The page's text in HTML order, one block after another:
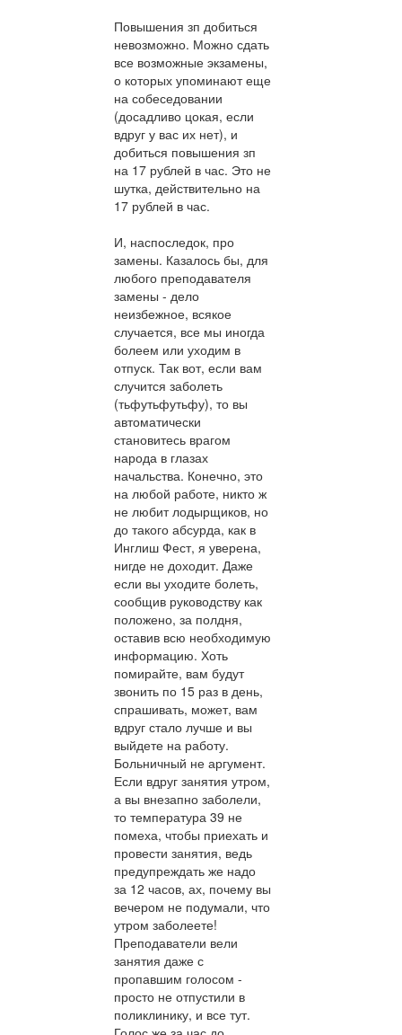
Повышения зп добиться
невозможно. Можно сдать
все возможные экзамены,
о которых упоминают еще
на собеседовании
(досадливо цокая, если
вдруг у вас их нет), и
добиться повышения зп
на 17 рублей в час. Это не
шутка, действительно на
17 рублей в час.
И, наспоследок, про
замены. Казалось бы, для
любого преподавателя
замены - дело
неизбежное, всякое
случается, все мы иногда
болеем или уходим в
отпуск. Так вот, если вам
случится заболеть
(тьфутьфутьфу), то вы
автоматически
становитесь врагом
народа в глазах
начальства. Конечно, это
на любой работе, никто ж
не любит лодырщиков, но
до такого абсурда, как в
Инглиш Фест, я уверена,
нигде не доходит. Даже
если вы уходите болеть,
сообщив руководству как
положено, за полдня,
оставив всю необходимую
информацию. Хоть
помирайте, вам будут
звонить по 15 раз в день,
спрашивать, может, вам
вдруг стало лучше и вы
выйдете на работу.
Больничный не аргумент.
Если вдруг занятия утром,
а вы внезапно заболели,
то температура 39 не
помеха, чтобы приехать и
провести занятия, ведь
предупреждать же надо
за 12 часов, ах, почему вы
вечером не подумали, что
утром заболеете!
Преподаватели вели
занятия даже с
пропавшим голосом -
просто не отпустили в
поликлинику, и все тут.